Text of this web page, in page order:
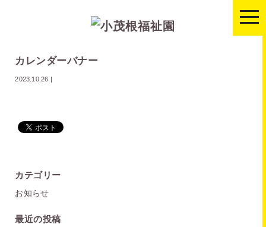
カレンダーバナー
2023.10.26 |
カテゴリー
お知らせ
最近の投稿